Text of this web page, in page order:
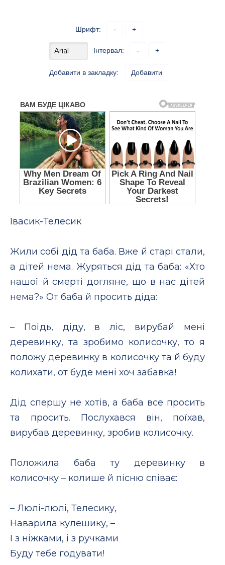
Шрифт: - +
Інтервал: - +
Добавити в закладку: Добавити
Iвасик-Телесик
Жили собі дід та баба. Вже й старі стали,
а дітей нема. Журяться дід та баба: «Хто
нашої й смерті догляне, що в нас дітей
нема?» От баба й просить діда:
– Поїдь, діду, в ліс, вирубай мені
деревинку, та зробимо колисочку, то я
положу деревинку в колисочку та й буду
колихати, от буде мені хоч забавка!
Дід спершу не хотів, а баба все просить
та просить. Послухався він, поїхав,
вирубав деревинку, зробив колисочку.
Положила баба ту деревинку в
колисочку – колише й пісню співає:
– Люлі-люлі, Телесику,
Наварила кулешику, –
І з ніжками, і з ручками
Буду тебе годувати!